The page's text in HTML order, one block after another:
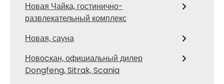
Новая Чайка, гостинично-
развлекательный комплекс
Новая, сауна
Новоcкан, официальный дилер
Dongfeng, Sitrak, Scania